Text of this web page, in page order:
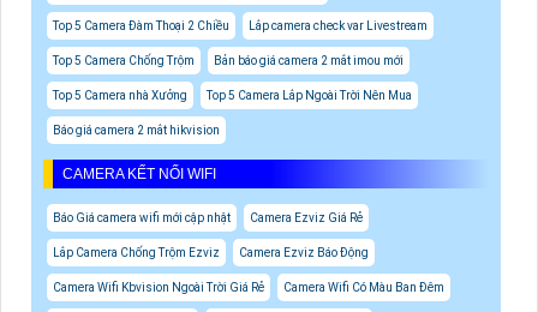
Top 5 Camera Đàm Thoại 2 Chiều Lắp camera check var Livestream
Top 5 Camera Chống Trộm Bản báo giá camera 2 mắt imou mới
Top 5 Camera nhà Xưởng Top 5 Camera Lắp Ngoài Trời Nên Mua
Báo giá camera 2 mắt hikvision
CAMERA KẾT NỐI WIFI
Báo Giá camera wifi mới cập nhật Camera Ezviz Giá Rẻ
Lắp Camera Chống Trộm Ezviz Camera Ezviz Báo Động
Camera Wifi Kbvision Ngoài Trời Giá Rẻ Camera Wifi Có Màu Ban Đêm